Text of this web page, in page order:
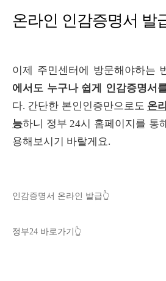
온라인 인감증명서 발
이제 주민센터에 방문해야하는
에서도 누구나 쉽게 인감증명서
다. 간단한 본인인증만으로도 온
능하니 정부 24시 홈페이지를 통
용해보시기 바랄게요.
인감증명서 온라인 발급👆️
정부24 바로가기👆️